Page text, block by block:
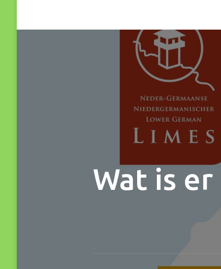
Wat is